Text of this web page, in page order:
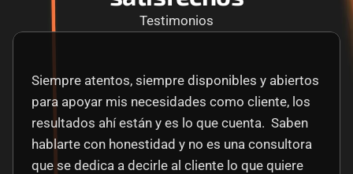
Testimonios
Siempre atentos, siempre disponibles y abiertos
para apoyar mis necesidades como cliente, los
resultados ahí están y es lo que cuenta.  Saben
hablarte con honestidad y no es una consultora
que se dedica a decirle al cliente lo que quiere